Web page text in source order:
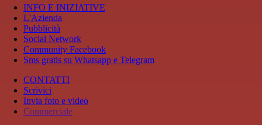
INFO E INIZIATIVE
L'Azienda
Pubblicità
Social Network
Community Facebook
Sms gratis su Whatsapp e Telegram
CONTATTI
Scrivici
Invia foto e video
Commerciale